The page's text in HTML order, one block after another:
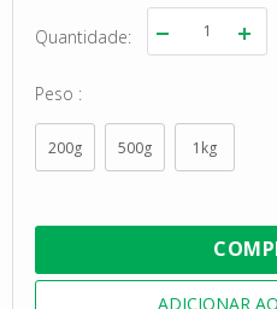
Quantidade
Peso
200g 500g 1kg